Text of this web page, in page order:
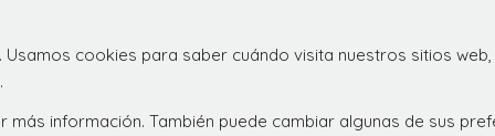
cookies para saber cuándo visita nuestros sitios
información. También puede cambiar algunas de sus